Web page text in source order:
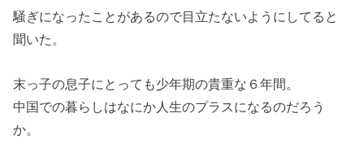
騒ぎになったことがあるので目立たないようにしてると
聞いた。
末っ子の息子にとっても少年期の貴重な６年間。
中国での暮らしはなにか人生のプラスになるのだろう
か。